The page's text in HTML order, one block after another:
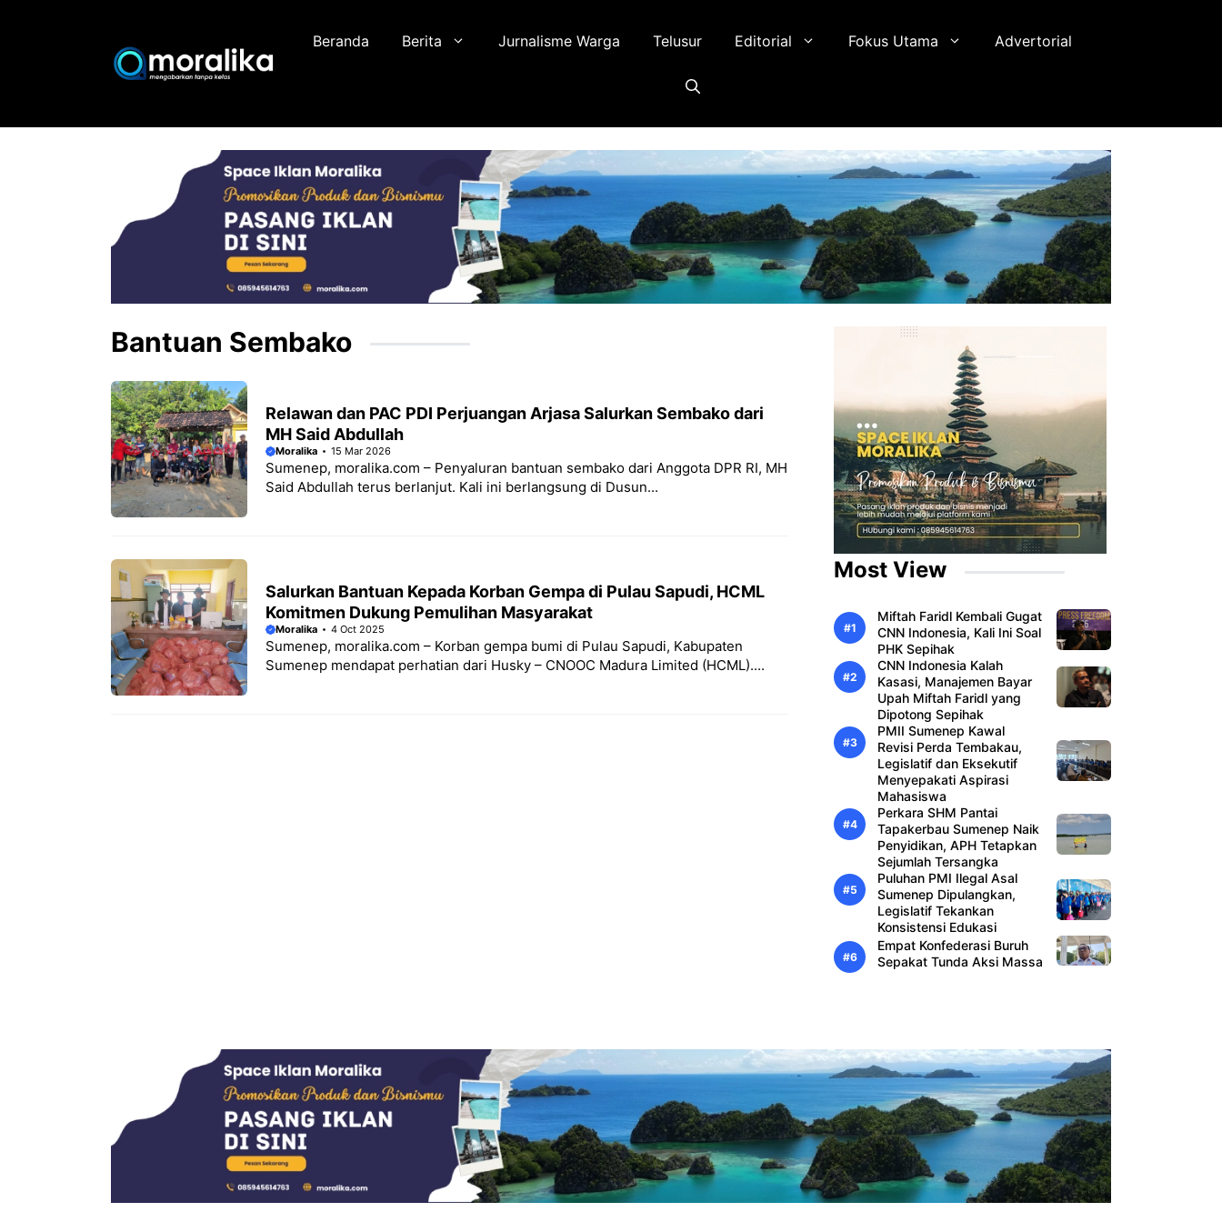
Beranda Berita Jurnalisme Warga Telusur Editorial Fokus Utama Advertorial
Bantuan Sembako
Relawan dan PAC PDI Perjuangan Arjasa Salurkan Sembako dari
MH Said Abdullah
Moralika 15 Mar 2026
Sumenep, moralika.com – Penyaluran bantuan sembako dari Anggota DPR RI, MH
Said Abdullah terus berlanjut. Kali ini berlangsung di Dusun...
Salurkan Bantuan Kepada Korban Gempa di Pulau Sapudi, HCML
Komitmen Dukung Pemulihan Masyarakat
Moralika 4 Oct 2025
Sumenep, moralika.com – Korban gempa bumi di Pulau Sapudi, Kabupaten
Sumenep mendapat perhatian dari Husky – CNOOC Madura Limited (HCML)....
Most View
Miftah Faridl Kembali Gugat
CNN Indonesia, Kali Ini Soal
PHK Sepihak
CNN Indonesia Kalah
Kasasi, Manajemen Bayar
Upah Miftah Faridl yang
Dipotong Sepihak
PMII Sumenep Kawal
Revisi Perda Tembakau,
Legislatif dan Eksekutif
Menyepakati Aspirasi
Mahasiswa
Perkara SHM Pantai
Tapakerbau Sumenep Naik
Penyidikan, APH Tetapkan
Sejumlah Tersangka
Puluhan PMI Ilegal Asal
Sumenep Dipulangkan,
Legislatif Tekankan
Konsistensi Edukasi
Empat Konfederasi Buruh
Sepakat Tunda Aksi Massa